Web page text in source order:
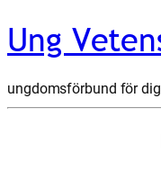
Ung
ungdomsförbund för